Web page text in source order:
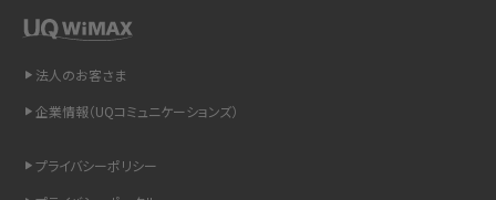
詳しく解説
Wi-Fiを快適に使うための速度はどれくらい？用途別の目安・回線ごとの平均を
紹介
LINEの着信音や通知音の設定・変更方法を解説！鳴らない場合の対処法も紹介
法人のお客さま
企業情報（UQコミュニケーションズ）
プライバシーポリシー